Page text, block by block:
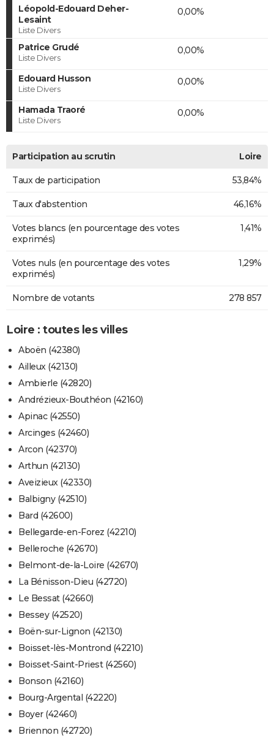
Léopold-Edouard Deher-
Lesaint
Liste Divers
0,00%
Patrice Grudé
Liste Divers
0,00%
Edouard Husson
Liste Divers
0,00%
Hamada Traoré
Liste Divers
0,00%
Participation au scrutin Loire
Taux de participation 53,84%
Taux d'abstention 46,16%
Votes blancs (en pourcentage des votes
exprimés)
1,41%
Votes nuls (en pourcentage des votes
exprimés)
1,29%
Nombre de votants 278 857
Loire : toutes les villes
Aboën (42380)
Ailleux (42130)
Ambierle (42820)
Andrézieux-Bouthéon (42160)
Apinac (42550)
Arcinges (42460)
Arcon (42370)
Arthun (42130)
Aveizieux (42330)
Balbigny (42510)
Bard (42600)
Bellegarde-en-Forez (42210)
Belleroche (42670)
Belmont-de-la-Loire (42670)
La Bénisson-Dieu (42720)
Le Bessat (42660)
Bessey (42520)
Boën-sur-Lignon (42130)
Boisset-lès-Montrond (42210)
Boisset-Saint-Priest (42560)
Bonson (42160)
Bourg-Argental (42220)
Boyer (42460)
Briennon (42720)